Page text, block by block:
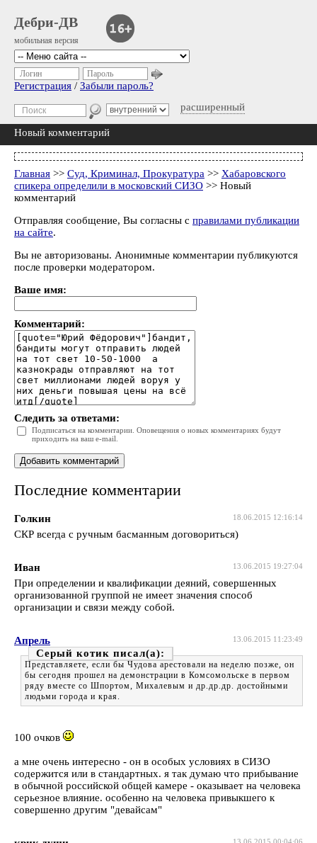
Дебри-ДВ
мобильная версия
расширенный
Логин Пароль
Регистрация / Забыли пароль?
Новый комментарий
Главная >> Суд, Криминал, Прокуратура >> Хабаровского
спикера определили в московский СИЗО >> Новый
комментарий
Отправляя сообщение, Вы согласны с правилами публикации
на сайте.
Вы не авторизованы. Анонимные комментарии публикуются
после проверки модератором.
Ваше имя:
Комментарий:
Следить за ответами:
Подписаться на комментарии. Оповещения о новых комментариях будут
приходить на ваш e-mail.
Последние комментарии
18.06.2015 12:16:14
Голкин
СКР всегда с ручным басманным договориться)
13.06.2015 19:27:04
Иван
При определении и квалификации деяний, совершенных
организованной группой не имеет значения способ
организации и связи между собой.
13.06.2015 11:23:49
Апрель
Серый котик
Представляете, если бы Чудова арестовали на неделю позже, он
бы сегодня прошел на демонстрации в Комсомольске в первом
ряду вместе со Шпортом, Михалевым и др.др.др. достойными
людьми города и края.
100 очков
а мне очень интересно - он в особых условиях в СИЗО
содержится или в стандартных. я так думаю что прибывание
в обычной российской общей камере - оказывает на человека
серьезное влияние. особенно на человека привыкшего к
совершенно другим "девайсам"
13.06.2015 00:04:06